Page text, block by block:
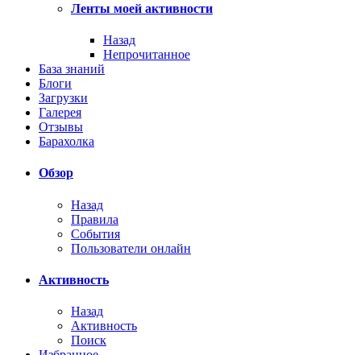
Ленты моей активности
Назад
Непрочитанное
База знаний
Блоги
Загрузки
Галерея
Отзывы
Барахолка
Обзор
Назад
Правила
События
Пользователи онлайн
Активность
Назад
Активность
Поиск